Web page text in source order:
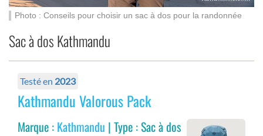
Photo : Conseils pour choisir un sac à dos pour la randonnée
Sac à dos Kathmandu
Testé en 2023
Kathmandu Valorous Pack
Marque : Kathmandu | Type : Sac à dos